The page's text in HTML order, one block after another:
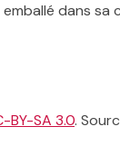
dans
BY-SA 3.0.